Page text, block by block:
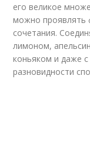
его великое
можно проявлять
сочетания.
лимоном,
коньяком и даже
разновидности